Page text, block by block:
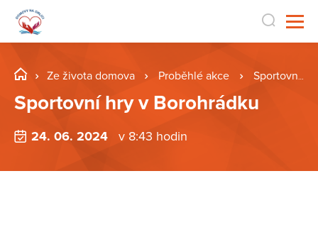
Ze života domova Proběhlé akce Sportovní hry v Borohrádku
Sportovní hry v Borohrádku
24. 06. 2024 v 8:43 hodin